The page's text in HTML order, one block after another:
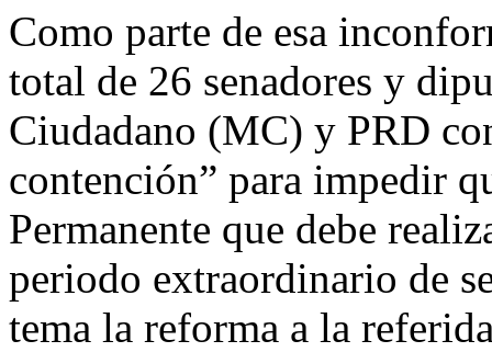
Como parte de esa
total de 26 senadores y
Ciudadano (MC) y PRD
contención” para impedir
Permanente que debe
periodo extraordinario de
tema la reforma a la